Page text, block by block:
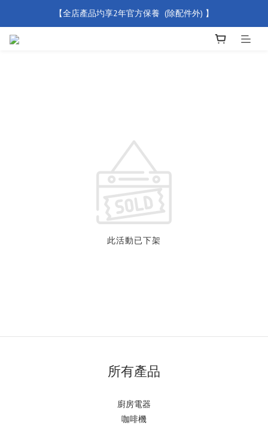
【買滿 $500 免運費】
【全店產品圴享2年官方保養  (除配件外) 】
此活動已下架
所有產品
廚房電器
咖啡機